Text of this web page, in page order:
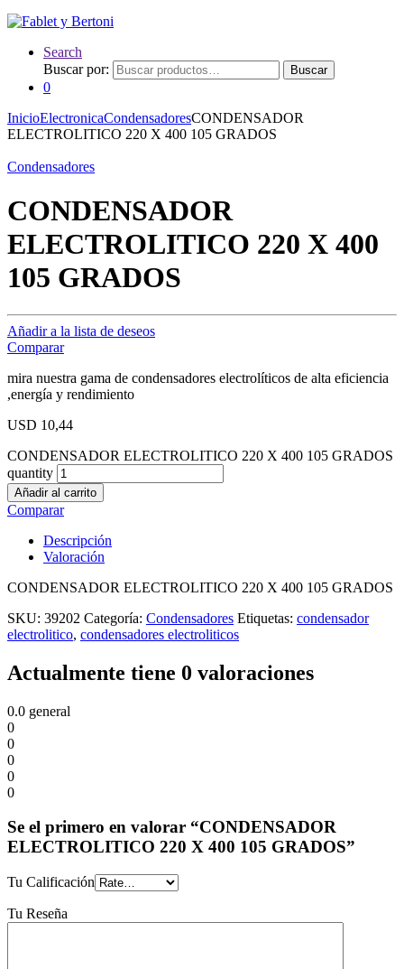
Search
Buscar por:
Buscar
0
InicioElectronicaCondensadoresCONDENSADOR
ELECTROLITICO 220 X 400 105 GRADOS
Condensadores
CONDENSADOR
ELECTROLITICO 220 X 400
105 GRADOS
Añadir a la lista de deseos
Comparar
mira nuestra gama de condensadores electrolíticos de alta eficiencia
,energía y rendimiento
USD 10,44
CONDENSADOR ELECTROLITICO 220 X 400 105 GRADOS
quantity
Añadir al carrito
Comparar
Descripción
Valoración
CONDENSADOR ELECTROLITICO 220 X 400 105 GRADOS
SKU: 39202 Categoría: Condensadores Etiquetas: condensador
electrolitico, condensadores electroliticos
Actualmente tiene 0 valoraciones
0.0 general
0
0
0
0
0
Se el primero en valorar “CONDENSADOR
ELECTROLITICO 220 X 400 105 GRADOS”
Tu Calificación
Tu Reseña